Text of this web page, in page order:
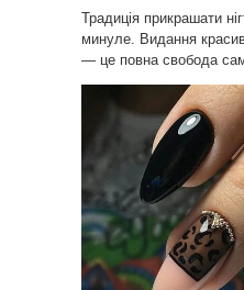
Традиція прикрашати
минуле. Видання
— це повна свобода